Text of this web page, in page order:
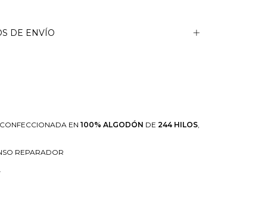
DE ENVÍO
EN 100% ALGODÓN DE 244 HILOS
REPARADOR